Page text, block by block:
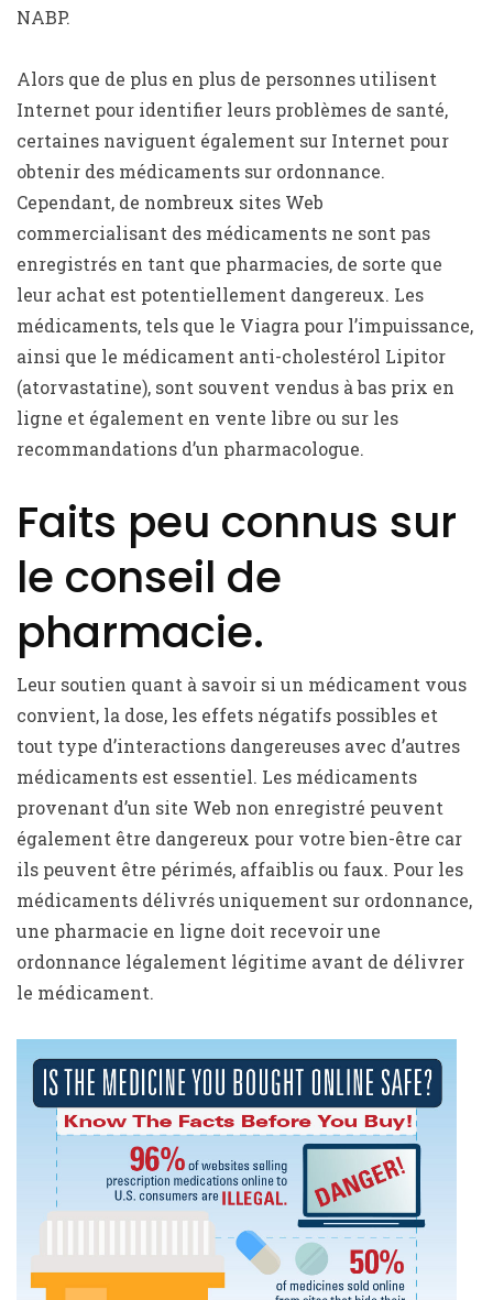
NABP.
Alors que de plus en plus de personnes utilisent
Internet pour identifier leurs problèmes de santé,
certaines naviguent également sur Internet pour
obtenir des médicaments sur ordonnance.
Cependant, de nombreux sites Web
commercialisant des médicaments ne sont pas
enregistrés en tant que pharmacies, de sorte que
leur achat est potentiellement dangereux. Les
médicaments, tels que le Viagra pour l’impuissance,
ainsi que le médicament anti-cholestérol Lipitor
(atorvastatine), sont souvent vendus à bas prix en
ligne et également en vente libre ou sur les
recommandations d’un pharmacologue.
Faits peu connus sur
le conseil de
pharmacie.
Leur soutien quant à savoir si un médicament vous
convient, la dose, les effets négatifs possibles et
tout type d’interactions dangereuses avec d’autres
médicaments est essentiel. Les médicaments
provenant d’un site Web non enregistré peuvent
également être dangereux pour votre bien-être car
ils peuvent être périmés, affaiblis ou faux. Pour les
médicaments délivrés uniquement sur ordonnance,
une pharmacie en ligne doit recevoir une
ordonnance légalement légitime avant de délivrer
le médicament.